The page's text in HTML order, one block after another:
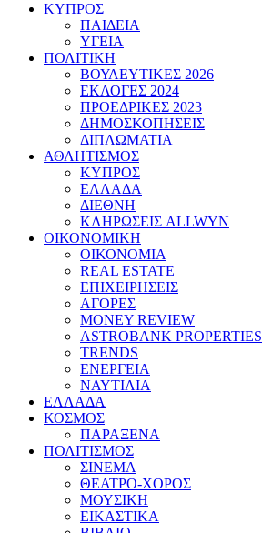
ΚΥΠΡΟΣ
ΠΑΙΔΕΙΑ
ΥΓΕΙΑ
ΠΟΛΙΤΙΚΗ
ΒΟΥΛΕΥΤΙΚΕΣ 2026
ΕΚΛΟΓΕΣ 2024
ΠΡΟΕΔΡΙΚΕΣ 2023
ΔΗΜΟΣΚΟΠΗΣΕΙΣ
ΔΙΠΛΩΜΑΤΙΑ
ΑΘΛΗΤΙΣΜΟΣ
ΚΥΠΡΟΣ
ΕΛΛΑΔΑ
ΔΙΕΘΝΗ
ΚΛΗΡΩΣΕΙΣ ALLWYN
ΟΙΚΟΝΟΜΙΚΗ
ΟΙΚΟΝΟΜΙΑ
REAL ESTATE
ΕΠΙΧΕΙΡΗΣΕΙΣ
ΑΓΟΡΕΣ
MONEY REVIEW
ASTROBANK PROPERTIES
TRENDS
ΕΝΕΡΓΕΙΑ
ΝΑΥΤΙΛΙΑ
ΕΛΛΑΔΑ
ΚΟΣΜΟΣ
ΠΑΡΑΞΕΝΑ
ΠΟΛΙΤΙΣΜΟΣ
ΣΙΝΕΜΑ
ΘΕΑΤΡΟ-ΧΟΡΟΣ
ΜΟΥΣΙΚΗ
ΕΙΚΑΣΤΙΚΑ